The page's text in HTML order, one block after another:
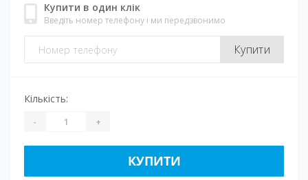
Купити в один клік
Введіть номер телефону і ми передзвонимо
Купити
Кількість:
- +
КУПИТИ